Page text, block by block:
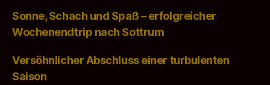
Sonne, Schach und Spaß – erfolgreicher
Wochenendtrip nach Sottrum
Versöhnlicher Abschluss einer turbulenten
Saison